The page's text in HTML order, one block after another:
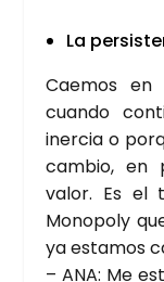
La
Cae­mos
cuan­do
iner­cia o
cam­bio, en
valor. Es el
Mono­poly
ya esta­mos
– ANA: Me